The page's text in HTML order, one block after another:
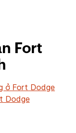
Fort
ở Fort Dodge
Dodge